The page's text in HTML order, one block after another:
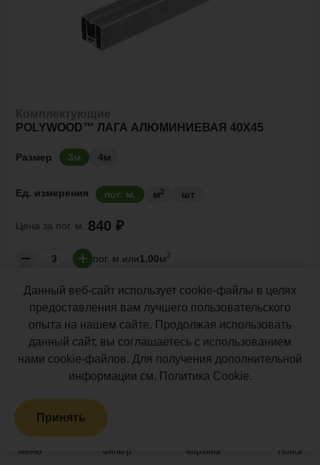
Меню Фильтр Корзина Поиск
57товаров
Фильтр
POLYWOOD™ ЛАГА АЛЮМИНИЕВАЯ 40Х45
Размер 3м 4м
Ед. измерения пог. м. м2 шт
Цена за пог. м.:840 ₽
пог. м. или1.00м2
Итого заказ 3 пог. м.: 2520 ₽
В корзину Рассчитать
Данный веб-сайт использует cookie-файлы в целях
предоставления вам лучшего пользовательского
опыта на нашем сайте. Продолжая использовать
данный сайт, вы соглашаетесь с использованием
нами cookie-файлов. Для получения дополнительной
информации см. Политика Cookie.
Принять